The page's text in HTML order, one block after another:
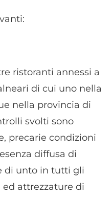
ristoranti annessi a
di cui uno nella
nella provincia di
svolti sono
precarie condizioni
diffusa di
di unto in tutti gli
attrezzature di